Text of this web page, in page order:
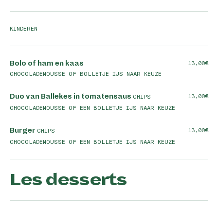
KINDEREN
Bolo of ham en kaas
CHOCOLADEMOUSSE OF BOLLETJE IJS NAAR KEUZE
13,00
Duo van Ballekes in tomatensaus CHIPS
CHOCOLADEMOUSSE OF EEN BOLLETJE IJS NAAR KEUZE
13,00
Burger CHIPS
CHOCOLADEMOUSSE OF EEN BOLLETJE IJS NAAR KEUZE
13,00
Les desserts